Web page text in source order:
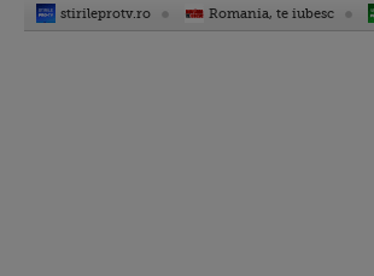
stirileprotv.ro Romania, te iubesc